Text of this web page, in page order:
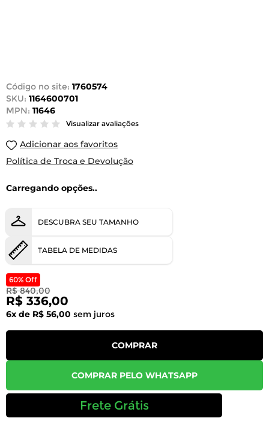
Código no site: 1760574
SKU: 1164600701
MPN: 11646
Visualizar avaliações
Adicionar aos favoritos
Política de Troca e Devolução
Carregando opções..
DESCUBRA SEU TAMANHO
TABELA DE MEDIDAS
60% Off
R$ 840,00
R$ 336,00
6x de R$ 56,00 sem juros
COMPRAR
COMPRAR PELO WHATSAPP
Frete Grátis